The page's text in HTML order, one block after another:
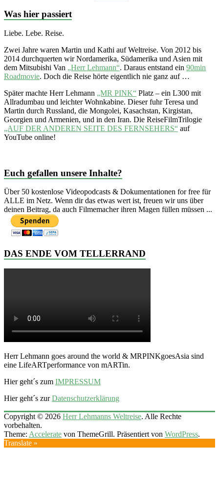
Was hier passiert
Liebe. Lebe. Reise.
Zwei Jahre waren Martin und Kathi auf Weltreise. Von 2012 bis
2014 durchquerten wir Nordamerika, Südamerika und Asien mit
dem Mitsubishi Van „Herr Lehmann“. Daraus entstand ein 90min
Roadmovie. Doch die Reise hörte eigentlich nie ganz auf …
Später machte Herr Lehmann „MR PINK“ Platz – ein L300 mit
Allradumbau und leichter Wohnkabine. Dieser fuhr Teresa und
Martin durch Russland, die Mongolei, Kasachstan, Kirgistan,
Georgien und Armenien, und in den Iran. Die ReiseFilmTrilogie
„AUF DER ANDEREN SEITE DES FERNSEHERS“ auf
YouTube online!
Euch gefallen unsere Inhalte?
Über 50 kostenlose Videopodcasts & Dokumentationen for free für
ALLE im Netz. Wenn dir das etwas wert ist, freuen wir uns über
deinen Beitrag, da auch Filmemacher ihren Magen füllen müssen ...
DAS ENDE VOM TELLERRAND
Herr Lehmann goes around the world & MRPINKgoesAsia sind
eine LifeARTperformance von mARTin.
Hier geht´s zum IMPRESSUM
Hier geht´s zurDatenschutzerklärung
Copyright © 2026 Herr Lehmanns Weltreise. Alle Rechte
vorbehalten.
Theme: Accelerate von ThemeGrill. Präsentiert von WordPress.
Translate »